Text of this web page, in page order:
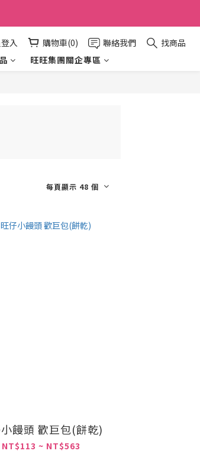
入 購物車(0) 聯絡我們
找商品
旺旺集團關企專區
每頁顯示 48 個
饅頭 歡巨包(餅乾)
NT$113 ~ NT$563